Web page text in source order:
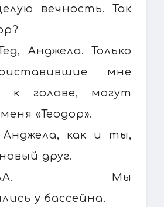
вечность. Так
Анджела. Только
мне
к голове, могут
«Теодор».
Анджела, как и ты,
друг.
Мы
у бассейна.